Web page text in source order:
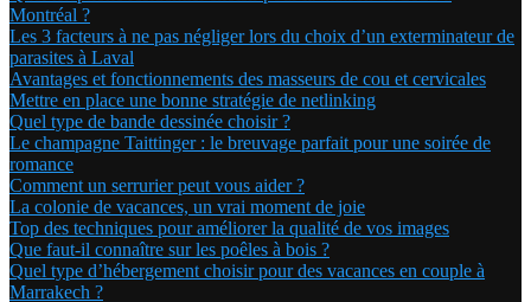
Montréal ?
Les 3 facteurs à ne pas négliger lors du choix d’un exterminateur de
parasites à Laval
Avantages et fonctionnements des masseurs de cou et cervicales
Mettre en place une bonne stratégie de netlinking
Quel type de bande dessinée choisir ?
Le champagne Taittinger : le breuvage parfait pour une soirée de
romance
Comment un serrurier peut vous aider ?
La colonie de vacances, un vrai moment de joie
Top des techniques pour améliorer la qualité de vos images
Que faut-il connaître sur les poêles à bois ?
Quel type d’hébergement choisir pour des vacances en couple à
Marrakech ?